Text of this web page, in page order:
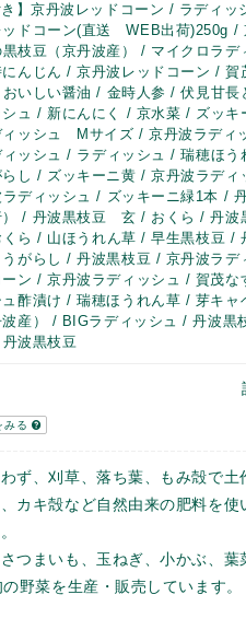
】京丹波レッドコーン / ラディッ
ッドコーン(直送 WEB出荷)250g /
枝豆（京丹波産） / マイクロラデ
んじん / 京丹波レッドコーン / 賀
いしい醤油 / 金時人参 / 伏見甘長
ュ / 新にんにく / 京水菜 / ズッキ
ィッシュ Mサイズ / 京丹波ラデ
ッシュ / ラディッシュ / 瑞穂ほう
し / ズッキーニ黄 / 京丹波ラデ
ディッシュ / ズッキーニ緑1本 /
） / 丹波黒枝豆 玄 / おくら / 丹波
ら / 山ほうれん草 / 早生黒枝豆 /
がらし / 丹波黒枝豆 / 京丹波ラデ
ン / 京丹波ラディッシュ / 賀茂な
酢漬け / 瑞穂ほうれん草 / 芽キャ
産） / BIGラディッシュ / 丹波黒
波黒枝豆
みる
ず、刈草、落ち葉、もみ殻で土
カキ殻など自然由来の肥料を使
つまいも、玉ねぎ、小かぶ、葉
野菜を生産・販売しています。